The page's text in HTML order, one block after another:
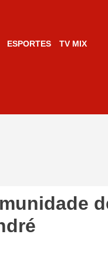
ESPORTES TV MIX